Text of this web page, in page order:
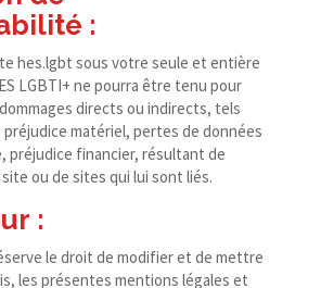
:
hes​.lgbt sous votre seule et entière
LGBTI+ ne pourra être tenu pour
directs ou indirects, tels
matériel, pertes de données
préjudice financier, résultant de
ou de sites qui lui sont liés.
:
le droit de modifier et de mettre
les présentes mentions légales et